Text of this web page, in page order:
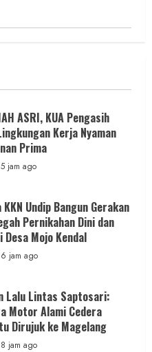
ASRI, KUA Pengasih
Kerja Nyaman
Prima
jam ago
Undip Bangun Gerakan
Pernikahan Dini dan
Mojo Kendal
jam ago
Lalu Lintas Saptosari:
Motor Alami Cedera
Dirujuk ke Magelang
jam ago